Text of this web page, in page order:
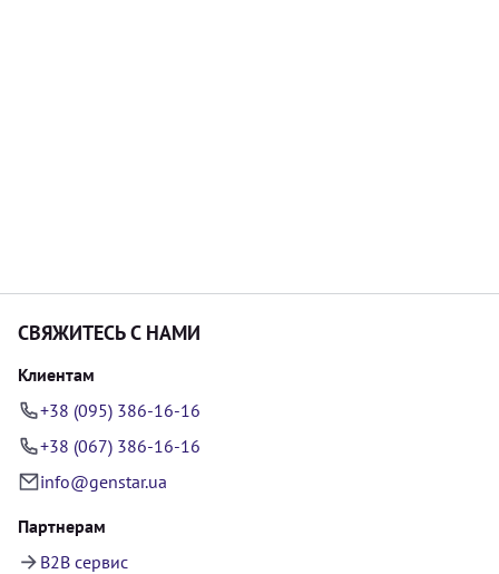
СВЯЖИТЕСЬ С НАМИ
Клиентам
+38 (095) 386-16-16
+38 (067) 386-16-16
info@genstar.ua
Партнерам
B2B сервис